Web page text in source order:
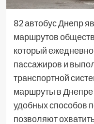
82 автобус Днепр
маршрутов
который
пассажиров и
транспортной
маршруты в
удобных способов
позволяют